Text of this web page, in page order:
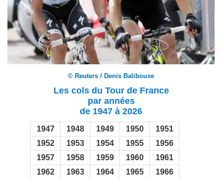
© Reuters / Denis Balibouse
Les cols du Tour de France
par années
de 1947 à 2026
1947 1948 1949 1950
1951
1952
1953 1954 1955
1956
1957
1958 1959 1960
1961
1962
1963 1964 1965
1966